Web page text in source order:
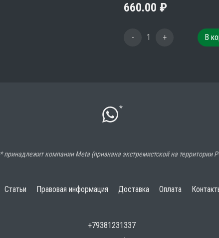
660.00 ₽
- 1 + В
*
* принадлежит компании Meta (признана экстремистской на территории
Статьи Правовая информация Доставка Оплата
+79381231337